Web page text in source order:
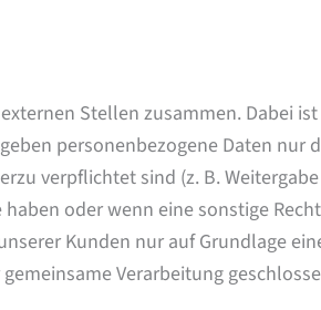
Stellen zusammen. Dabei
personenbezogene Daten nur
verpflichtet sind (z. B.
oder wenn eine sonstige
Kunden nur auf Grundlage
Verarbeitung